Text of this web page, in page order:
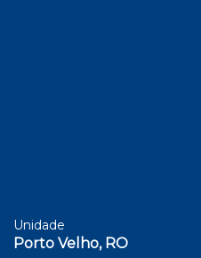
Unidade
Porto Velho, RO